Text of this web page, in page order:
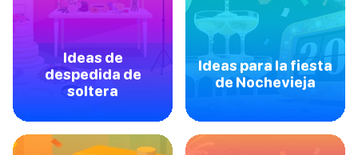
Ideas de
despedida de
soltera
Ideas para la fiesta
de Nochevieja